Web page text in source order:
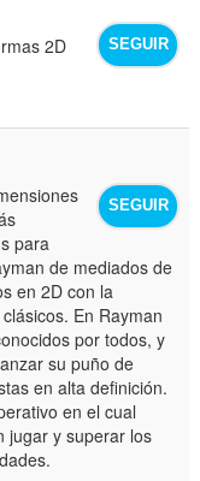
SEGUIR
2D
SEGUIR
para
de mediados de
en 2D con la
En Rayman
por todos, y
su puño de
en alta definición.
en el cual
jugar y superar los